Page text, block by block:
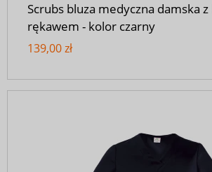
Scrubs bluza medyczna damska
rękawem - kolor czarny
139,00 zł